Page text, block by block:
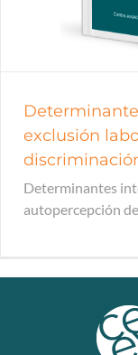
exclusión
Determinantes
autopercepción